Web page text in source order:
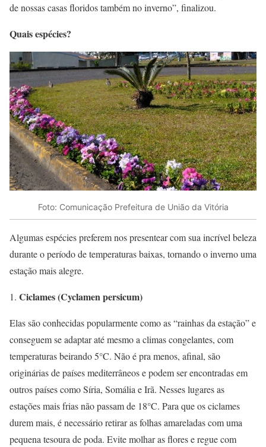
de nossas casas floridos também no inverno”, finalizou.
Quais espécies?
Foto: Comunicação Prefeitura de União da Vitória
Algumas espécies preferem nos presentear com sua incrível beleza
durante o período de temperaturas baixas, tornando o inverno uma
estação mais alegre.
Ciclames (Cyclamen persicum)
Elas são conhecidas popularmente como as “rainhas da estação” e
conseguem se adaptar até mesmo a climas congelantes, com
temperaturas beirando 5°C. Não é pra menos, afinal, são
originárias de países mediterrâneos e podem ser encontradas em
outros países como Síria, Somália e Irã. Nesses lugares as
estações mais frias não passam de 18°C. Para que os ciclames
durem mais, é necessário retirar as folhas amareladas com uma
pequena tesoura de poda. Evite molhar as flores e regue com